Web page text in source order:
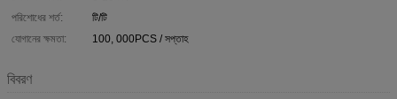
পরিশোধের শর্ত:
টি/টি
যোগানের ক্ষমতা:
100, 000PCS / সপ্তাহ
বিবরণ